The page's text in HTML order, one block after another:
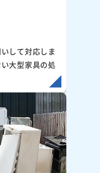
して対応しま
大型家具の処